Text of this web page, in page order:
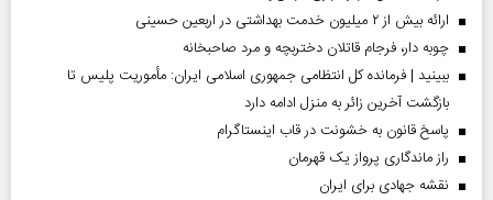
ارائه بیش از ۲ میلیون خدمت بهداشتی در اربعین حسینی
چوبه دار، فرجام قاتلان دختربچه و مرد صاحبخانه
ببینید | فرمانده کل انتظامی جمهوری اسلامی ایران­: مأموریت پلیس تا
بازگشت آخرین زائر به منزل ادامه دارد
پاسخ قانون به خشونت در قاب اینستاگرام
راز ماندگاری پرواز یک قهرمان
نقشه جهادی برای ایران